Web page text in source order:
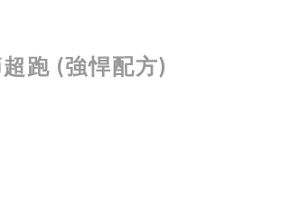
跑 (強悍配方)